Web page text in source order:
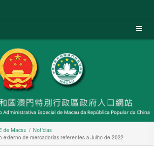
de Macau
Notícias
externo de mercadorias referentes a Julho de 2022